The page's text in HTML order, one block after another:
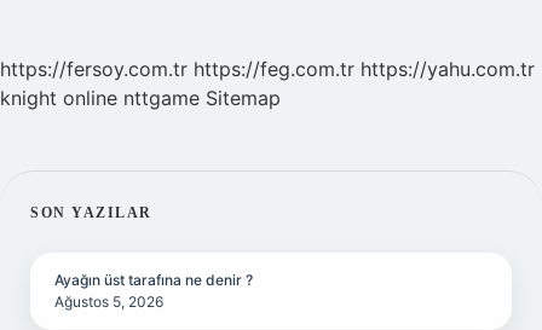
https://fersoy.com.tr https://feg.com.tr https://yahu.com.tr
knight online nttgame Sitemap
SIDEBAR
SON YAZILAR
Ayağın üst tarafına ne denir ?
Ağustos 5, 2026